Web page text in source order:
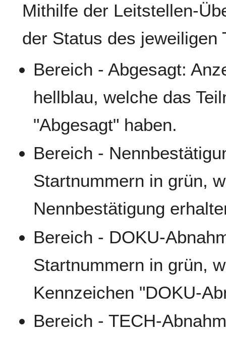
Mithilfe der Leitstellen-
der Status des jeweiligen
Bereich - Abgesagt:
hellblau, welche das
"Abgesagt" haben.
Bereich -
Startnummern in grün,
Nennbestätigung
Bereich - DOKU-
Startnummern in grün,
Kennzeichen "DOKU-
Bereich - TECH-